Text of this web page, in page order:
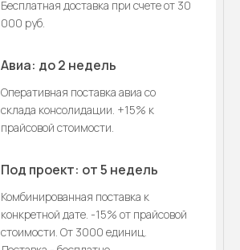
Бесплатная доставка при счете от 30
000 руб.
Авиа: до 2 недель
Оперативная поставка авиа со
склада консолидации. +15% к
прайсовой стоимости.
Под проект: от 5 недель
Комбинированная поставка к
конкретной дате. -15% от прайсовой
стоимости. От 3000 единиц.